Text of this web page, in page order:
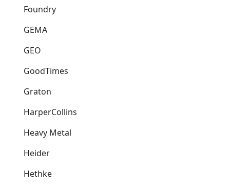
Foundry
GEMA
GEO
GoodTimes
Graton
HarperCollins
Heavy Metal
Heider
Hethke